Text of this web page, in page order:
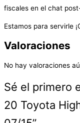
fiscales en el chat
Estamos para servirle
Valoraciones
No hay valoraciones
Sé el primero
20 Toyota